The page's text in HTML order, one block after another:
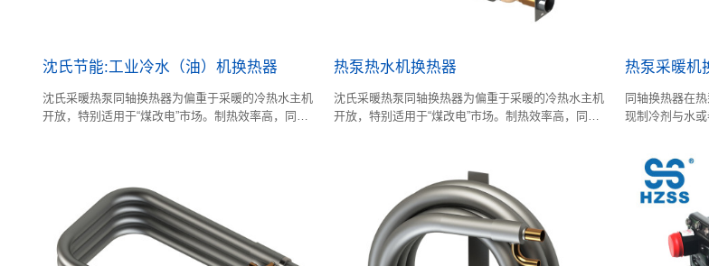
沈氏节能:工业冷水（油）机换热器
沈氏采暖热泵同轴换热器为偏重于采暖的冷热水主机
开放，特别适用于“煤改电”市场。制热效率高，同时
热泵热水机换热器
沈氏采暖热泵同轴换热器为偏重于采暖的冷热水主机
开放，特别适用于“煤改电”市场。制热效率高，同时
热泵采暖机
同轴换热器在
现制冷剂与水